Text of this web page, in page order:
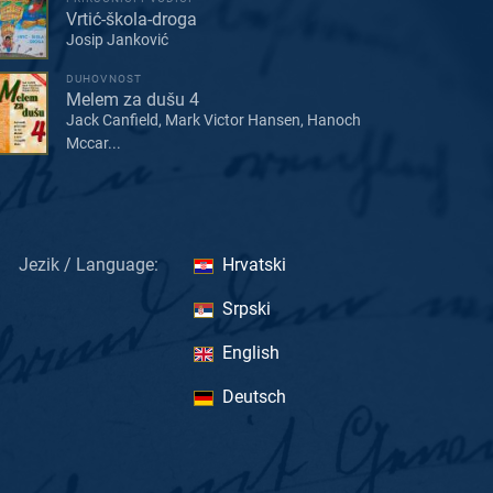
Vrtić-škola-droga
Josip Janković
DUHOVNOST
Melem za dušu 4
Jack Canfield, Mark Victor Hansen, Hanoch
Mccar...
Jezik / Language: Hrvatski
Srpski
English
Deutsch